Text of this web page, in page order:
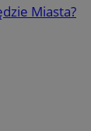
Miasta?